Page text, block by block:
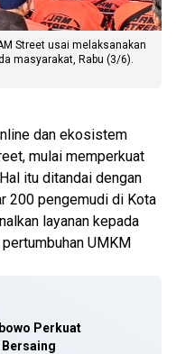
Street usai melaksanakan
masyarakat, Rabu (3/6).
dan ekosistem
mulai memperkuat
itu ditandai dengan
200 pengemudi di Kota
layanan kepada
UMKM
Perkuat
Bersaing